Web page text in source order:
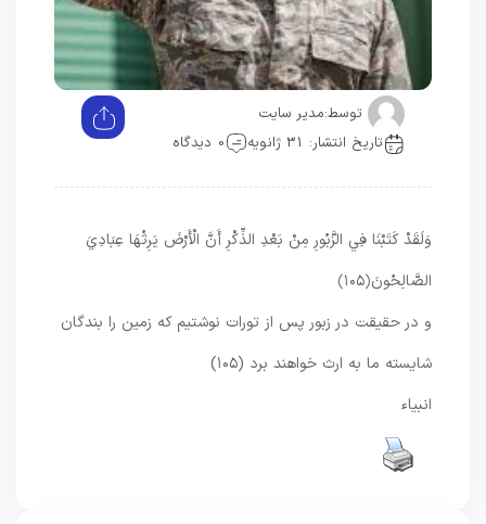
توسط:مدیر سایت
تاریخ انتشار: 31 ژانویه
0 دیدگاه
وَلَقَدْ كَتَبْنَا فِي الزَّبُورِ مِنْ بَعْدِ الذِّكْرِ أَنَّ الْأَرْضَ يَرِثُهَا عِبَادِيَ
الصَّالِحُونَ﴿۱۰۵﴾
و در حقيقت در زبور پس از تورات نوشتيم كه زمين را بندگان
شايسته ما به ارث خواهند برد (۱۰۵)
انبیاء